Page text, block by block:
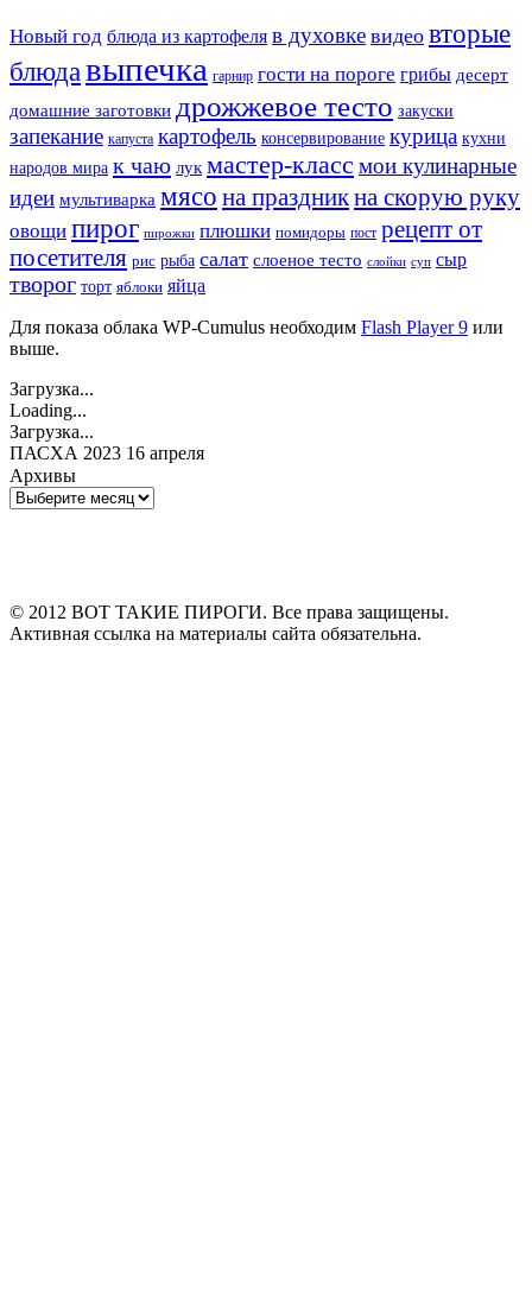
Новый год блюда из картофеля в духовке видео вторые
блюдавыпечка гарнир гости на пороге грибы десерт
домашние заготовки дрожжевое тесто закуски
запекание капуста картофель консервирование курица кухни
народов мира к чаю лук мастер-класс мои кулинарные
идеи мультиварка мясо на праздникна скорую руку
овощи пирог пирожки плюшки помидоры пост рецепт от
посетителя рис рыба салат слоеное тесто слойки суп сыр
творог торт яблоки яйца
Для показа облака WP-Cumulus необходим Flash Player 9 или
выше.
Загрузка...
Loading...
Загрузка...
ПАСХА 2023 16 апреля
Архивы
Архивы
© 2012 ВОТ ТАКИЕ ПИРОГИ. Все права защищены.
Активная ссылка на материалы сайта обязательна.